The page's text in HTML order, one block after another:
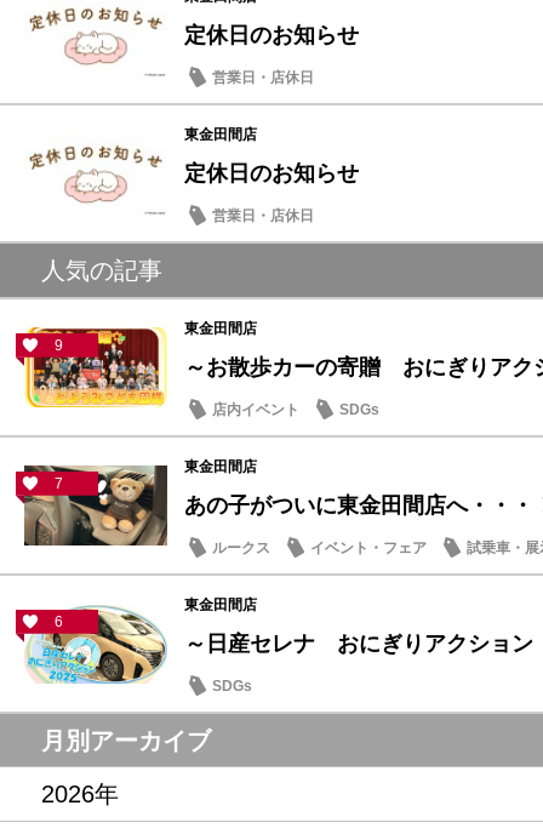
定休日のお知らせ
営業日・店休日
東金田間店
定休日のお知らせ
営業日・店休日
人気の記事
9
東金田間店
～お散歩カーの寄贈 おにぎりアク
店内イベント SDGs
7
東金田間店
あの子がついに東金田間店へ・・・
ルークス イベント・フェア 試乗車・展
6
東金田間店
～日産セレナ おにぎりアクショ
SDGs
月別アーカイブ
2026年